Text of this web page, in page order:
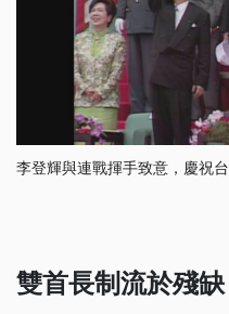
李登輝與連戰揮手致意，慶祝
雙首長制流於殘